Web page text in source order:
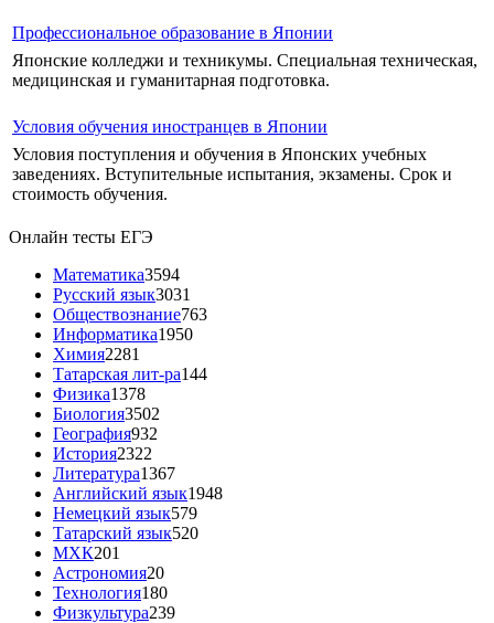
Профессиональное образование в Японии
Японские колледжи и техникумы. Специальная техническая,
медицинская и гуманитарная подготовка.
Условия обучения иностранцев в Японии
Условия поступления и обучения в Японских учебных
заведениях. Вступительные испытания, экзамены. Срок и
стоимость обучения.
Онлайн тесты ЕГЭ
Математика3594
Русский язык3031
Обществознание763
Информатика1950
Химия2281
Татарская лит-ра144
Физика1378
Биология3502
География932
История2322
Литература1367
Английский язык1948
Немецкий язык579
Татарский язык520
МХК201
Астрономия20
Технология180
Физкультура239